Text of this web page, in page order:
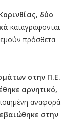
, δύο
καταγράφονται
πρόσθετα
στην Π.Ε.
αρνητικό,
αναφορά
στην